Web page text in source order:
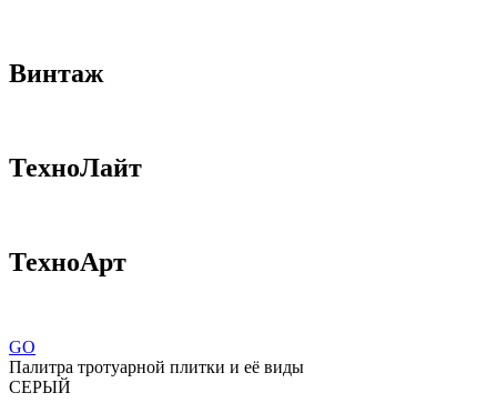
Винтаж
ТехноЛайт
ТехноАрт
GO
Палитра тротуарной плитки и её виды
СЕРЫЙ